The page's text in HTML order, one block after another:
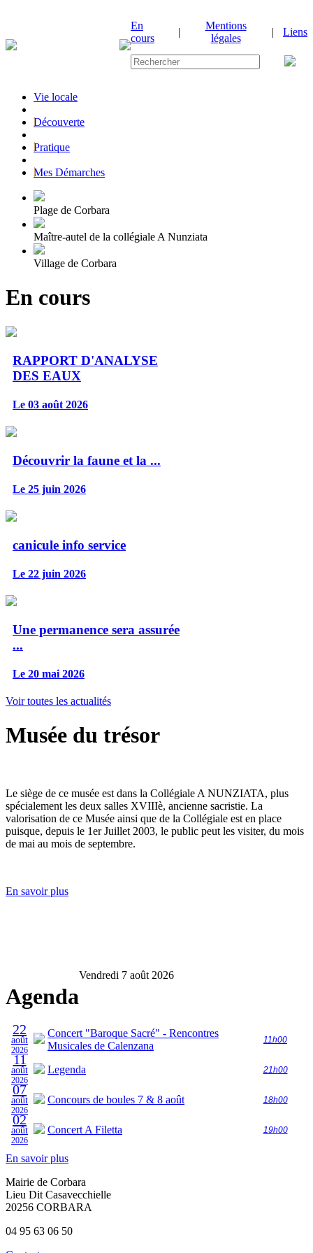
En
cours
|
Mentions
légales
| Liens
Vie locale
|Découverte
|Pratique
|Mes Démarches
Plage de Corbara
Maître-autel de la collégiale A Nunziata
Village de Corbara
En cours
RAPPORT D'ANALYSE
DES EAUX
Le 03 août 2026
Découvrir la faune et la ...
Le 25 juin 2026
canicule info service
Le 22 juin 2026
Une permanence sera assurée
...
Le 20 mai 2026
Voir toutes les actualités
Musée du trésor
Le siège de ce musée est dans la Collégiale A NUNZIATA, plus
spécialement les deux salles XVIIIè, ancienne sacristie. La
valorisation de ce Musée ainsi que de la Collégiale est en place
puisque, depuis le 1er Juillet 2003, le public peut les visiter, du mois
de mai au mois de septembre.
En savoir plus
Agenda
Vendredi 7 août 2026
22
août
2026
Concert "Baroque Sacré" - Rencontres
Musicales de Calenzana
11h00
11
août
2026
Legenda 21h00
07
août
2026
Concours de boules 7 & 8 août 18h00
02
août
2026
Concert A Filetta 19h00
En savoir plus
Mairie de Corbara
Lieu Dit Casavecchielle
20256 CORBARA
04 95 63 06 50